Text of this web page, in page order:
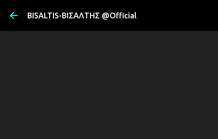
BISALTIS-ΒΙΣΑΛΤΗΣ @Official